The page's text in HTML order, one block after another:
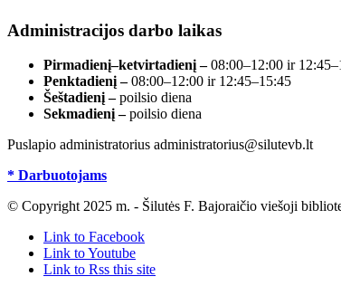
Administracijos darbo laikas
Pirmadienį–ketvirtadienį –08:00–12:00 ir
Penktadienį –08:00–12:00 ir 12:45–15:45
Šeštadienį –poilsio diena
Sekmadienį –poilsio diena
Puslapio administratorius administratorius@silutevb.lt
* Darbuotojams
© Copyright 2025 m. - Šilutės F. Bajoraičio viešoji
Link to Facebook
Link to Youtube
Link to Rss this site